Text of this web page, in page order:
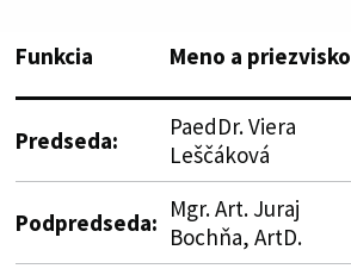
Funkcia Meno a priezvisko
Predseda:
PaedDr. Viera
Leščáková
Podpredseda: Mgr. Art. Juraj
Bochňa, ArtD.